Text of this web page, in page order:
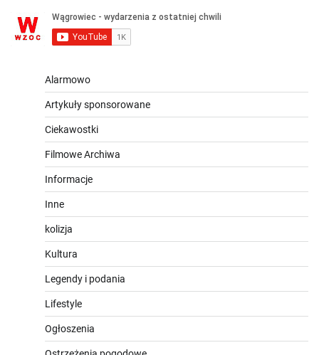
wpisów
Alarmowo
Artykuły sponsorowane
Ciekawostki
Filmowe Archiwa
Informacje
Inne
kolizja
Kultura
Legendy i podania
Lifestyle
Ogłoszenia